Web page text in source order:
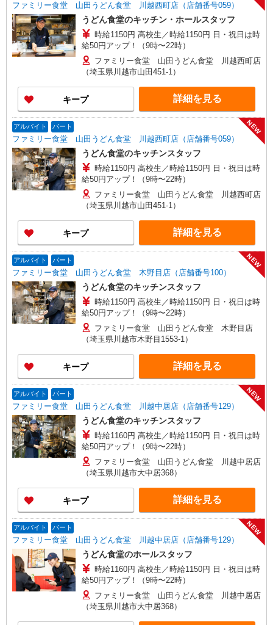
ファミリー食堂 山田うどん食堂 川越西町店（店舗番号059）
うどん食堂のキッチン・ホールスタッフ
時給1150円 高校生／時給1150円 日・祝日は時
給50円アップ！（9時〜22時）
ファミリー食堂 山田うどん食堂 川越西町店
（埼玉県川越市山田451-1）
キープ 詳細を見る
アルバイト パート
ファミリー食堂 山田うどん食堂 川越西町店（店舗番号059）
NEW
うどん食堂のキッチンスタッフ
時給1150円 高校生／時給1150円 日・祝日は時
給50円アップ！（9時〜22時）
ファミリー食堂 山田うどん食堂 川越西町店
（埼玉県川越市山田451-1）
キープ 詳細を見る
アルバイト パート
ファミリー食堂 山田うどん食堂 木野目店（店舗番号100）
NEW
うどん食堂のキッチンスタッフ
時給1150円 高校生／時給1150円 日・祝日は時
給50円アップ！（9時〜22時）
ファミリー食堂 山田うどん食堂 木野目店
（埼玉県川越市木野目1553-1）
キープ 詳細を見る
アルバイト パート
ファミリー食堂 山田うどん食堂 川越中居店（店舗番号129）
NEW
うどん食堂のキッチンスタッフ
時給1160円 高校生／時給1150円 日・祝日は時
給50円アップ！（9時〜22時）
ファミリー食堂 山田うどん食堂 川越中居店
（埼玉県川越市大中居368）
キープ 詳細を見る
アルバイト パート
ファミリー食堂 山田うどん食堂 川越中居店（店舗番号129）
NEW
うどん食堂のホールスタッフ
時給1160円 高校生／時給1150円 日・祝日は時
給50円アップ！（9時〜22時）
ファミリー食堂 山田うどん食堂 川越中居店
（埼玉県川越市大中居368）